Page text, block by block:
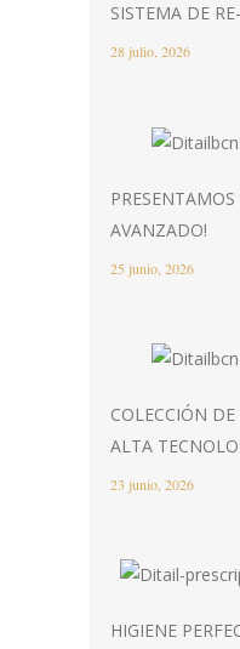
SISTEMA DE
28 julio, 2026
AVANZADO!
25 junio, 2026
COLECCIÓN
ALTA
23 junio, 2026
HIGIENE